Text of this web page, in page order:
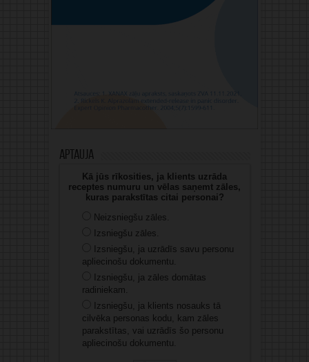
Aptauja
Kā jūs rīkosities, ja klients uzrāda
receptes numuru un vēlas saņemt zāles,
kuras parakstītas citai personai?
Neizsniegšu zāles.
Izsniegšu zāles.
Izsniegšu, ja uzrādīs savu personu
apliecinošu dokumentu.
Izsniegšu, ja zāles domātas
radiniekam.
Izsniegšu, ja klients nosauks tā
cilvēka personas kodu, kam zāles
parakstītas, vai uzrādīs šo personu
apliecinošu dokumentu.